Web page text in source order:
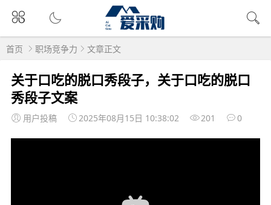
首页 职场竞争力 文章正文
关于口吃的脱口秀段子，关于口吃的脱口
秀段子文案
用户投稿 2025年08月15日 10:38:02 201 0